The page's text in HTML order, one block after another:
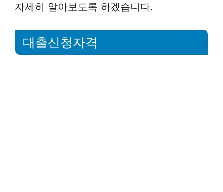
자세히 알아보도록 하겠습니다.
대출신청자격